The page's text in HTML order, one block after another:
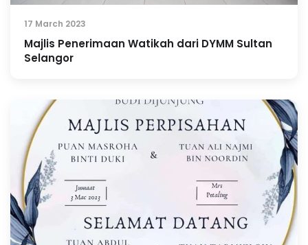
17 March 2023
Majlis Penerimaan Watikah dari DYMM Sultan
Selangor